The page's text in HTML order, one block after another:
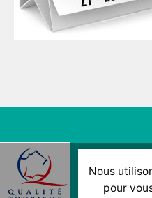
Nous
pour